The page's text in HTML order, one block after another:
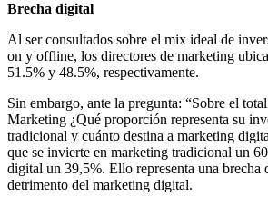
Brecha digital
Al ser consultados sobre el mix ideal de
on y offline, los directores de marketing
51.5% y 48.5%, respectivamente.
Sin embargo, ante la pregunta: “Sobre el
Marketing ¿Qué proporción representa su
tradicional y cuánto destina a marketing
que se invierte en marketing tradicional un
digital un 39,5%. Ello representa una brecha
detrimento del marketing digital.